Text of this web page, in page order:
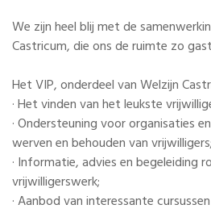
We zijn heel blij met de
Castricum, die ons de ruimte zo
Het VIP, onderdeel van Welzijn
· Het vinden van het leukste
· Ondersteuning voor organisaties
werven en behouden van vrijwilligers;
· Informatie, advies en begeleiding
vrijwilligerswerk;
· Aanbod van interessante